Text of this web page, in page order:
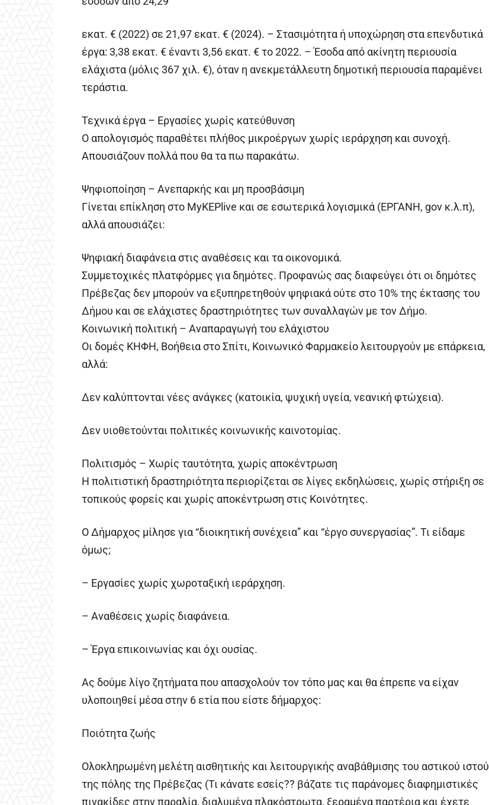
εκατ. € (2022) σε 21,97 εκατ. € (2024). – Στασιμότητα ή υποχώρηση στα επενδυτικά
έργα: 3,38 εκατ. € έναντι 3,56 εκατ. € το 2022. – Έσοδα από ακίνητη περιουσία
ελάχιστα (μόλις 367 χιλ. €), όταν η ανεκμετάλλευτη δημοτική περιουσία παραμένει
τεράστια.
Τεχνικά έργα – Εργασίες χωρίς κατεύθυνση
Ο απολογισμός παραθέτει πλήθος μικροέργων χωρίς ιεράρχηση και συνοχή.
Απουσιάζουν πολλά που θα τα πω παρακάτω.
Ψηφιοποίηση – Ανεπαρκής και μη προσβάσιμη
Γίνεται επίκληση στο MyKEPlive και σε εσωτερικά λογισμικά (ΕΡΓΑΝΗ, gov κ.λ.π),
αλλά απουσιάζει:
Ψηφιακή διαφάνεια στις αναθέσεις και τα οικονομικά.
Συμμετοχικές πλατφόρμες για δημότες. Προφανώς σας διαφεύγει ότι οι δημότες
Πρέβεζας δεν μπορούν να εξυπηρετηθούν ψηφιακά ούτε στο 10% της έκτασης του
Δήμου και σε ελάχιστες δραστηριότητες των συναλλαγών με τον Δήμο.
Κοινωνική πολιτική – Αναπαραγωγή του ελάχιστου
Οι δομές ΚΗΦΗ, Βοήθεια στο Σπίτι, Κοινωνικό Φαρμακείο λειτουργούν με επάρκεια,
αλλά:
Δεν καλύπτονται νέες ανάγκες (κατοικία, ψυχική υγεία, νεανική φτώχεια).
Δεν υιοθετούνται πολιτικές κοινωνικής καινοτομίας.
Πολιτισμός – Χωρίς ταυτότητα, χωρίς αποκέντρωση
Η πολιτιστική δραστηριότητα περιορίζεται σε λίγες εκδηλώσεις, χωρίς στήριξη σε
τοπικούς φορείς και χωρίς αποκέντρωση στις Κοινότητες.
Ο Δήμαρχος μίλησε για “διοικητική συνέχεια” και “έργο συνεργασίας”. Τι είδαμε
όμως;
– Εργασίες χωρίς χωροταξική ιεράρχηση.
– Αναθέσεις χωρίς διαφάνεια.
– Έργα επικοινωνίας και όχι ουσίας.
Ας δούμε λίγο ζητήματα που απασχολούν τον τόπο μας και θα έπρεπε να είχαν
υλοποιηθεί μέσα στην 6 ετία που είστε δήμαρχος:
Ποιότητα ζωής
Ολοκληρωμένη μελέτη αισθητικής και λειτουργικής αναβάθμισης του αστικού ιστού
της πόλης της Πρέβεζας (Τι κάνατε εσείς?? βάζατε τις παράνομες διαφημιστικές
πινακίδες στην παραλία, διαλυμένα πλακόστρωτα, ξεραμένα παρτέρια και έχετε